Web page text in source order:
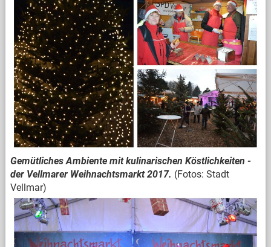
Gemütliches Ambiente mit kulinarischen Köstlichkeiten -
der Vellmarer Weihnachtsmarkt 2017. (Fotos: Stadt
Vellmar)